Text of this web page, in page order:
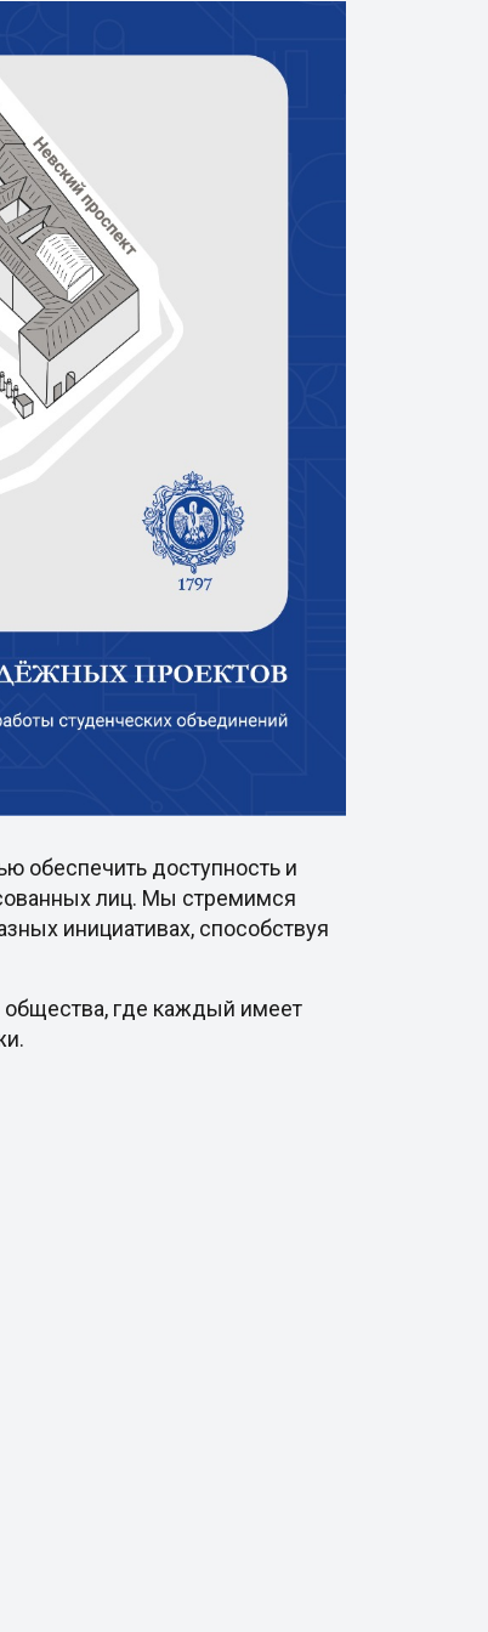
обеспечить доступность и
лиц. Мы стремимся
инициативах, способствуя
общества, где каждый имеет